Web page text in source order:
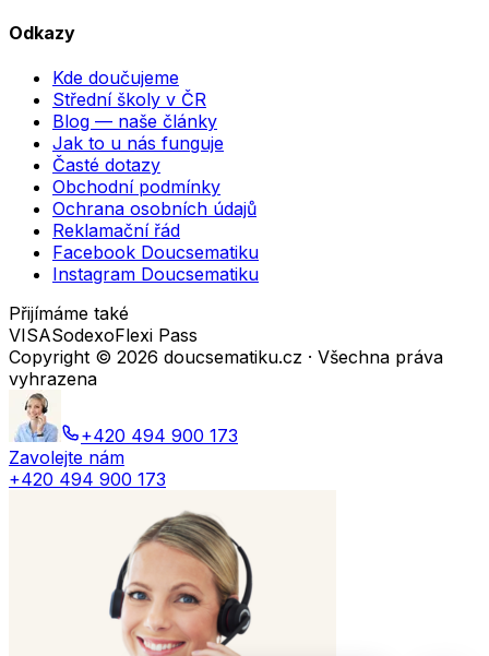
Odkazy
Kde doučujeme
Střední školy v ČR
Blog — naše články
Jak to u nás funguje
Časté dotazy
Obchodní podmínky
Ochrana osobních údajů
Reklamační řád
Facebook Doucsematiku
Instagram Doucsematiku
Přijímáme také
VISASodexoFlexi Pass
Copyright © 2026 doucsematiku.cz · Všechna práva
vyhrazena
+420 494 900 173
Zavolejte nám
+420 494 900 173